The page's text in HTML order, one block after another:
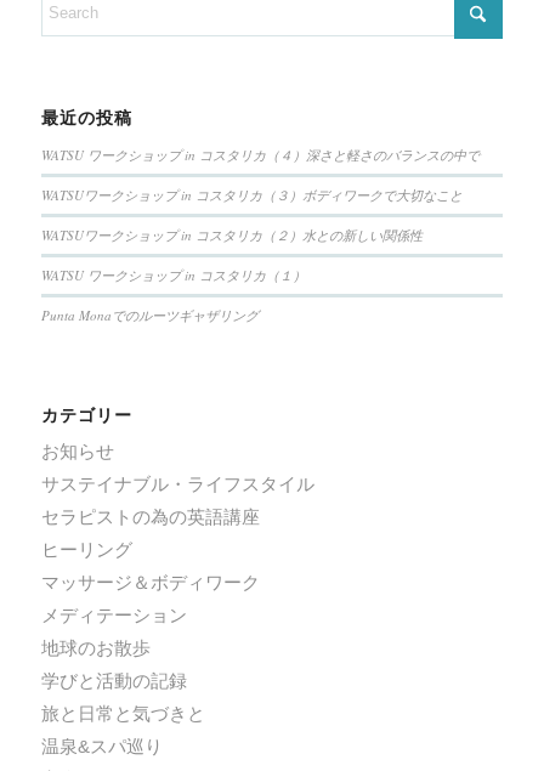
最近の投稿
WATSU ワークショップ in コスタリカ（４）深さと軽さのバランスの中で
WATSUワークショップ in コスタリカ（３）ボディワークで大切なこと
WATSUワークショップ in コスタリカ（２）水との新しい関係性
WATSU ワークショップ in コスタリカ（１）
Punta Monaでのルーツギャザリング
カテゴリー
お知らせ
サステイナブル・ライフスタイル
セラピストの為の英語講座
ヒーリング
マッサージ＆ボディワーク
メディテーション
地球のお散歩
学びと活動の記録
旅と日常と気づきと
温泉&スパ巡り